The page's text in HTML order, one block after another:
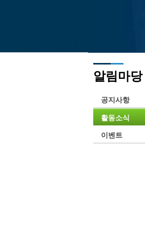
알림마당
공지사항
활동소식
이벤트